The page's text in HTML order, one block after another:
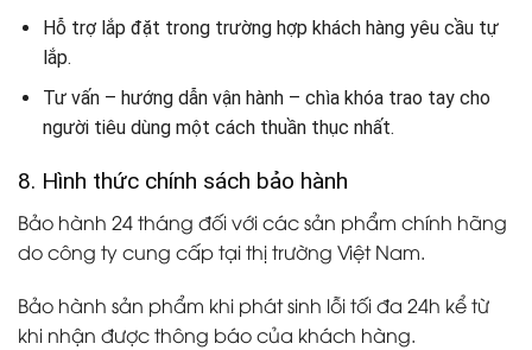
Hỗ trợ lắp đặt trong trường hợp khách hàng yêu cầu tự
lắp.
Tư vấn – hướng dẫn vận hành – chìa khóa trao tay cho
người tiêu dùng một cách thuần thục nhất.
8. Hình thức chính sách bảo hành
Bảo hành 24 tháng đối với các sản phẩm chính hãng
do công ty cung cấp tại thị trường Việt Nam.
Bảo hành sản phẩm khi phát sinh lỗi tối đa 24h kể từ
khi nhận được thông báo của khách hàng.